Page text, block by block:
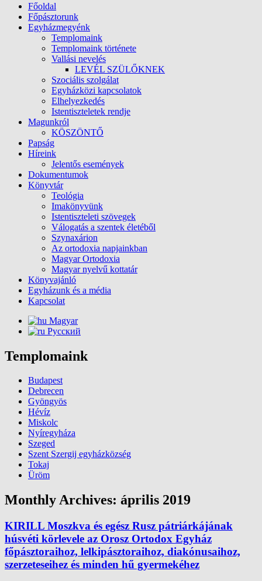
Főoldal
Főpásztorunk
Egyházmegyénk
Templomaink
Templomaink története
Vallási nevelés
LEVÉL SZÜLŐKNEK
Szociális szolgálat
Egyházközi kapcsolatok
Elhelyezkedés
Istentiszteletek rendje
Magunkról
KÖSZÖNTŐ
Papság
Híreink
Jelentős események
Dokumentumok
Könyvtár
Teológia
Imakönyvünk
Istentiszteleti szövegek
Válogatás a szentek életéből
Szynaxárion
Az ortodoxia napjainkban
Magyar Ortodoxia
Magyar nyelvű kottatár
Könyvajánló
Egyházunk és a média
Kapcsolat
Magyar
Русский
Templomaink
Budapest
Debrecen
Gyöngyös
Hévíz
Miskolc
Nyíregyháza
Szeged
Szent Szergij egyházközség
Tokaj
Üröm
Monthly Archives: április 2019
KIRILL Moszkva és egész Rusz pátriárkájának
húsvéti körlevele az Orosz Ortodox Egyház
főpásztoraihoz, lelkipásztoraihoz, diakónusaihoz,
szerzeteseihez és minden hű gyermekéhez